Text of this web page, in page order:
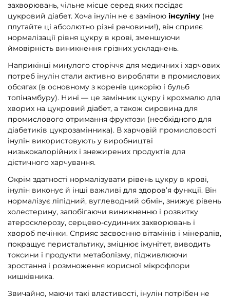
захворювань, чільне місце серед яких посідає
цукровий діабет. Хоча інулін не є заміною інсуліну (не
плутайте ці абсолютно різні речовини!), він сприяє
нормалізації рівня цукру в крові, зменшуючи
ймовірність виникнення грізних ускладнень.
Наприкінці минулого сторіччя для медичних і харчових
потреб інулін стали активно виробляти в промислових
обсягах (в основному з коренів цикорію і бульб
топінамбуру). Нині — це замінник цукру і крохмалю для
хворих на цукровий діабет, а також сировина для
промислового отримання фруктози (необхідного для
діабетиків цукрозамінника). В харчовій промисловості
інулін використовують у виробництві
низькокалорійних і знежирених продуктів для
дієтичного харчування.
Окрім здатності нормалізувати рівень цукру в крові,
інулін виконує й інші важливі для здоров’я функції. Він
нормалізує ліпідний, вуглеводний обмін, знижує рівень
холестерину, запобігаючи виникненню і розвитку
атеросклерозу, серцево-судинних захворювань і
хвороб печінки. Сприяє засвоєнню вітамінів і мінералів,
покращує перистальтику, зміцнює імунітет, виводить
токсини і продукти метаболізму, підживлюючи
зростання і розмноження корисної мікрофлори
кишківника.
Звичайно, маючи такі властивості, інулін потрібен не